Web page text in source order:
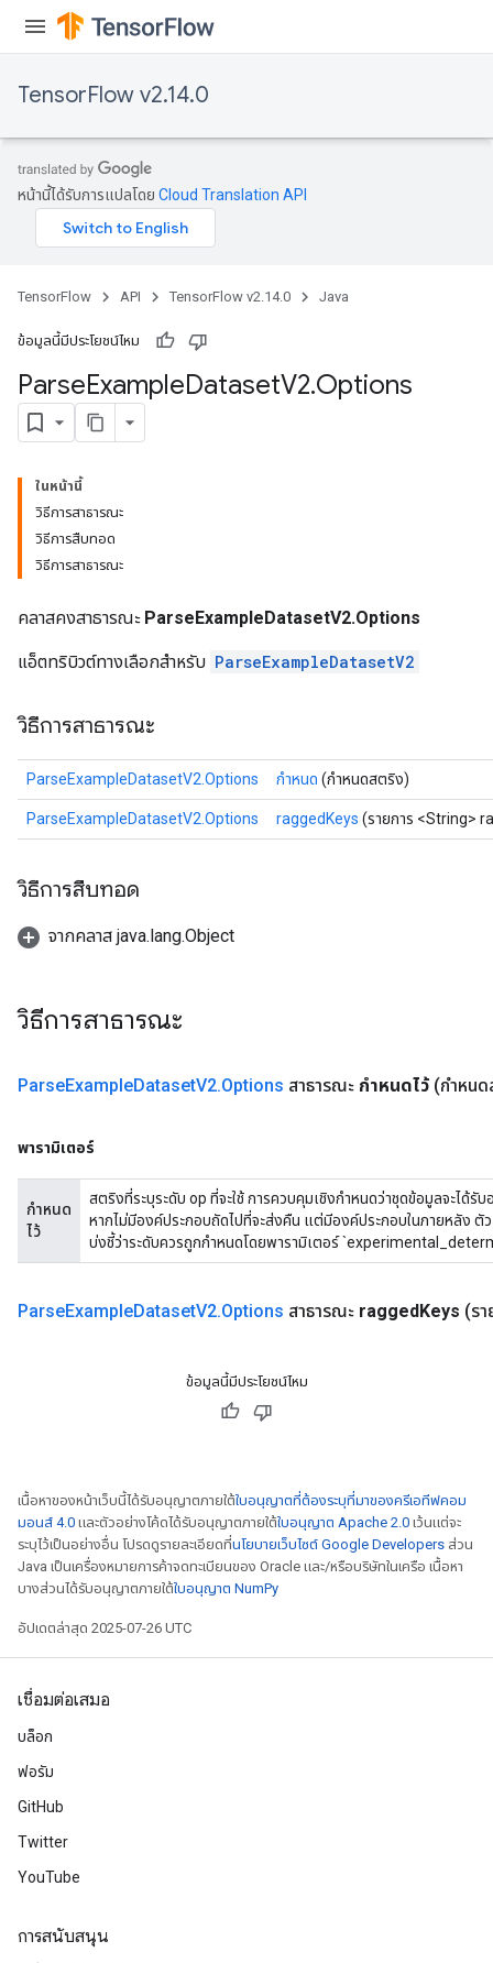
TensorFlow v2.14.0
หน้านี้ได้รับการแปลโดย Cloud Translation API
TensorFlow API TensorFlow v2.14.0 Java
ข้อมูลนี้มีประโยชน์ไหม
ParseExampleDatasetV2.Options
ในหน้านี้
วิธีการสาธารณะ
วิธีการสืบทอด
วิธีการสาธารณะ
คลาสคงสาธารณะ ParseExampleDatasetV2.Options
แอ็ตทริบิวต์ทางเลือกสำหรับ ParseExampleDatasetV2
วิธีการสาธารณะ
ParseExampleDatasetV2.Options กำหนด (กำหนดสตริง)
ParseExampleDatasetV2.Options raggedKeys (รายการ <String>
วิธีการสืบทอด
จากคลาส java.lang.Object
วิธีการสาธารณะ
ParseExampleDatasetV2.Options สาธารณะ กำหนดไว้ (กำหน
พารามิเตอร์
กำหนด
ไว้
สตริงที่ระบุระดับ op ที่จะใช้ การควบคุมเชิงกำหนดว่าชุดข้อมูลจะได้
หากไม่มีองค์ประกอบถัดไปที่จะส่งคืน แต่มีองค์ประกอบในภายหลัง ตั
บ่งชี้ว่าระดับควรถูกกำหนดโดยพารามิเตอร์
ParseExampleDatasetV2.Options สาธารณะ raggedKeys (ร
ข้อมูลนี้มีประโยชน์ไหม
เนื้อหาของหน้าเว็บนี้ได้รับอนุญาตภายใต้ใบอนุญาตที่ต้องระบุที่มาของครีเอทีฟคอม
มอนส์ 4.0 และตัวอย่างโค้ดได้รับอนุญาตภายใต้ใบอนุญาต Apache 2.0 เว้นแต่จะ
ระบุไว้เป็นอย่างอื่น โปรดดูรายละเอียดที่นโยบายเว็บไซต์ Google Developers ส่วน
Java เป็นเครื่องหมายการค้าจดทะเบียนของ Oracle และ/หรือบริษัทในเครือ เนื้อหา
บางส่วนได้รับอนุญาตภายใต้ใบอนุญาต NumPy
อัปเดตล่าสุด 2025-07-26 UTC
เชื่อมต่อเสมอ
บล็อก
ฟอรัม
GitHub
Twitter
YouTube
การสนับสนุน